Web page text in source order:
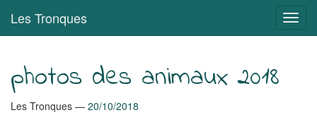
contenu
en
Les Tronques
photos des animaux 2018
Les Tronques 20/10/2018